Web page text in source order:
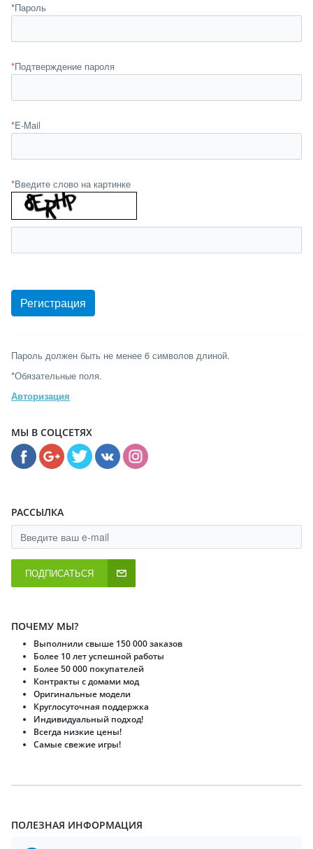
*Пароль
*Подтверждение пароля
*E-Mail
*Введите слово на картинке
Пароль должен быть не менее 6 символов длиной.
*Обязательные поля.
Авторизация
МЫ В СОЦСЕТЯХ
РАССЫЛКА
ПОДПИСАТЬСЯ
ПОЧЕМУ МЫ?
Выполнили свыше 150 000 заказов
Более 10 лет успешной работы
Более 50 000 покупателей
Контракты с домами мод
Оригинальные модели
Круглосуточная поддержка
Индивидуальный подход!
Всегда низкие цены!
Самые свежие игры!
ПОЛЕЗНАЯ ИНФОРМАЦИЯ